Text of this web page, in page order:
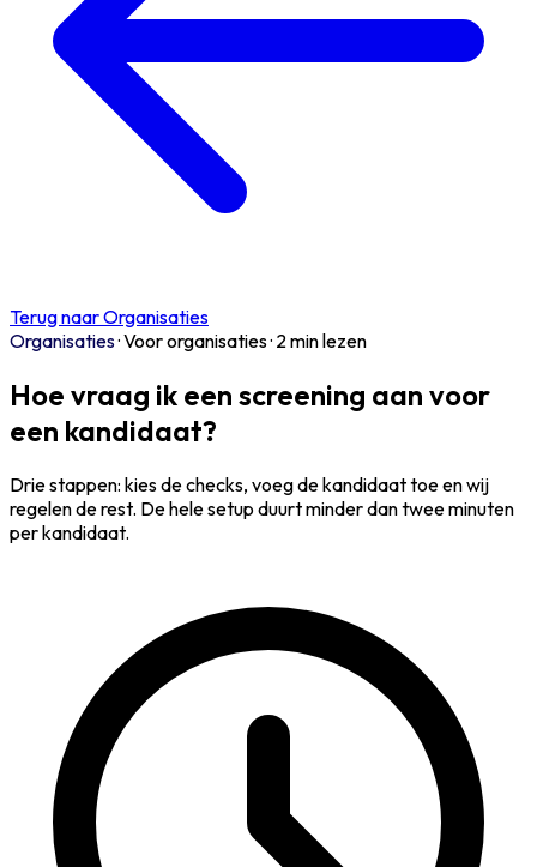
Terug naar Organisaties
Organisaties·Voor organisaties· 2 min lezen
Hoe vraag ik een screening aan voor
een kandidaat?
Drie stappen: kies de checks, voeg de kandidaat toe en wij
regelen de rest. De hele setup duurt minder dan twee minuten
per kandidaat.